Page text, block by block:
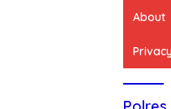
About